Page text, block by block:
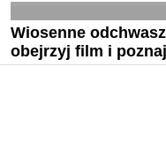
Wiosenne
obejrzyj film i